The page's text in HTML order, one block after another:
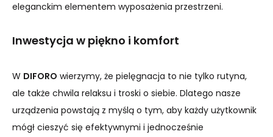
eleganckim elementem wyposażenia przestrzeni.
Inwestycja w piękno i komfort
W DIFORO wierzymy, że pielęgnacja to nie tylko rutyna,
ale także chwila relaksu i troski o siebie. Dlatego nasze
urządzenia powstają z myślą o tym, aby każdy użytkownik
mógł cieszyć się efektywnymi i jednocześnie